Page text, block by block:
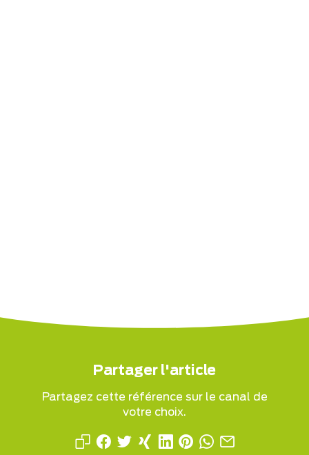
Partager l'article
Partagez cette référence sur le canal de
votre choix.